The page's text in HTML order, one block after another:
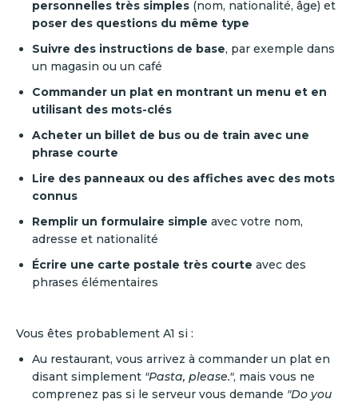
personnelles très simples (nom, nationalité, âge) et
poser des questions du même type
Suivre des instructions de base, par exemple dans
un magasin ou un café
Commander un plat en montrant un menu et en
utilisant des mots-clés
Acheter un billet de bus ou de train avec une
phrase courte
Lire des panneaux ou des affiches avec des mots
connus
Remplir un formulaire simple avec votre nom,
adresse et nationalité
Écrire une carte postale très courte avec des
phrases élémentaires
Vous êtes probablement A1 si :
Au restaurant, vous arrivez à commander un plat en
disant simplement "Pasta, please.", mais vous ne
comprenez pas si le serveur vous demande "Do you